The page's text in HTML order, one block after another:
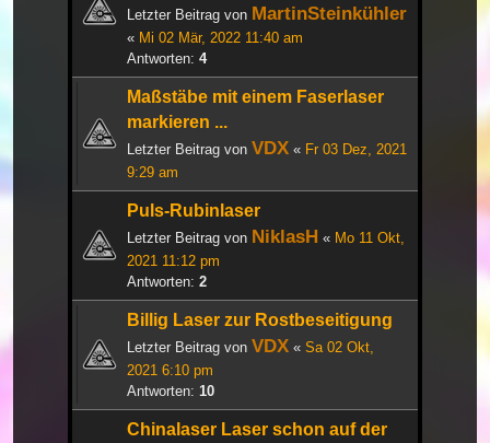
Letzter Beitrag von MartinSteinkühler
« Mi 02 Mär, 2022 11:40 am
Antworten: 4
Maßstäbe mit einem Faserlaser
markieren ...
Letzter Beitrag von VDX « Fr 03 Dez, 2021
9:29 am
Puls-Rubinlaser
Letzter Beitrag von NiklasH « Mo 11 Okt,
2021 11:12 pm
Antworten: 2
Billig Laser zur Rostbeseitigung
Letzter Beitrag von VDX « Sa 02 Okt,
2021 6:10 pm
Antworten: 10
Chinalaser Laser schon auf der